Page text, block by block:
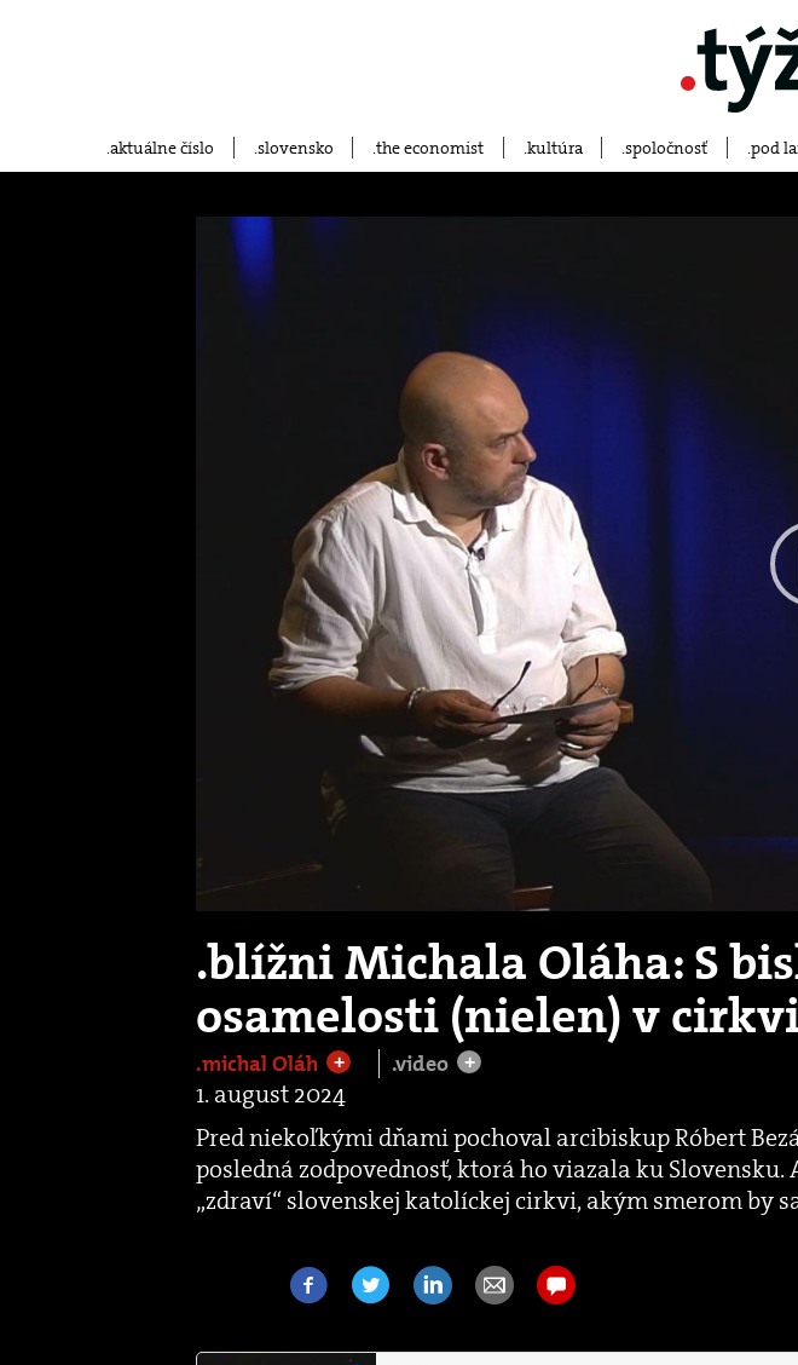
aktuálne číslo slovensko the economist kultúra spoločnosť pod
.blížni Michala Oláha: S
osamelosti (nielen) v
.michal Oláh + .video +
1. august 2024
Pred niekoľkými dňami pochoval arcibiskup Róbert
posledná zodpovednosť, ktorá ho viazala ku
„zdraví“ slovenskej katolíckej cirkvi, akým smerom by